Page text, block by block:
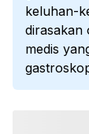
keluhan-
dirasakan
medis